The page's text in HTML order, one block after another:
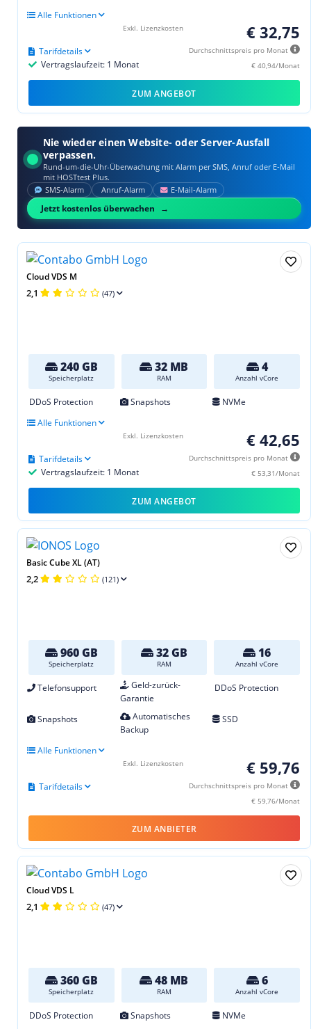
Alle Funktionen
€ 32,75
Durchschnittspreis pro Monat
€ 40,94/Monat
Vertragslaufzeit: 1 Monat
Tarifdetails
Exkl. Lizenzkosten
ZUM ANGEBOT
Nie wieder einen Website- oder Server-Ausfall
verpassen.
Rund-um-die-Uhr-Überwachung mit Alarm per SMS, Anruf oder E‑Mail
mit HOSTtest Plus.
SMS‑Alarm Anruf‑Alarm E‑Mail‑Alarm
Jetzt kostenlos überwachen
Cloud VDS M
2,1 (47)
240 GB
Speicherplatz
32 MB
RAM
4
Anzahl vCore
DDoS Protection Snapshots
NVMe
Alle Funktionen
€ 42,65
Durchschnittspreis pro Monat
€ 53,31/Monat
Vertragslaufzeit: 1 Monat
Tarifdetails
Exkl. Lizenzkosten
ZUM ANGEBOT
Basic Cube XL (AT)
2,2 (121)
960 GB
Speicherplatz
32 GB
RAM
16
Anzahl vCore
Telefonsupport
Geld-zurück-
Garantie
DDoS Protection
Snapshots
Automatisches
Backup
SSD
Alle Funktionen
€ 59,76
Durchschnittspreis pro Monat
€ 59,76/Monat
Tarifdetails
Exkl. Lizenzkosten
ZUM ANBIETER
Cloud VDS L
2,1 (47)
360 GB
Speicherplatz
48 MB
RAM
6
Anzahl vCore
DDoS Protection Snapshots
NVMe